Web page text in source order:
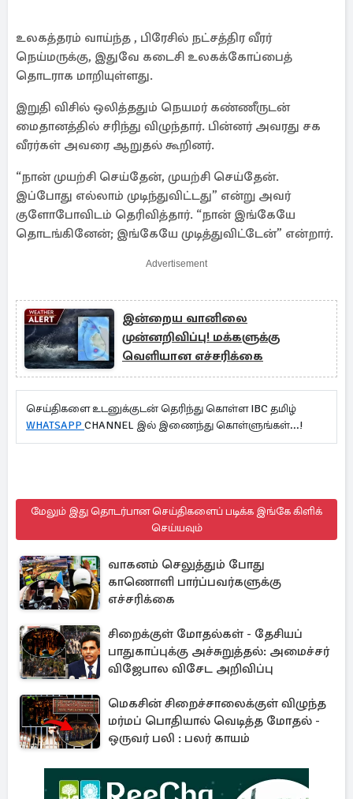
உலகத்தரம் வாய்ந்த , பிரேசில் நட்சத்திர வீரர்
நெய்மருக்கு, இதுவே கடைசி உலகக்கோப்பைத்
தொடராக மாறியுள்ளது.
இறுதி விசில் ஒலித்ததும் நெயமர் கண்ணீருடன்
மைதானத்தில் சரிந்து விழுந்தார். பின்னர் அவரது சக
வீரர்கள் அவரை ஆறுதல் கூறினர்.
“நான் முயற்சி செய்தேன், முயற்சி செய்தேன்.
இப்போது எல்லாம் முடிந்துவிட்டது” என்று அவர்
குளோபோவிடம் தெரிவித்தார். “நான் இங்கேயே
தொடங்கினேன்; இங்கேயே முடித்துவிட்டேன்” என்றார்.
Advertisement
இன்றைய வானிலை
முன்னறிவிப்பு! மக்களுக்கு
வெளியான எச்சரிக்கை
செய்திகளை உடனுக்குடன் தெரிந்து கொள்ள IBC தமிழ்
WHATSAPP CHANNEL இல் இணைந்து கொள்ளுங்கள்...!
மேலும் இது தொடர்பான செய்திகளைப் படிக்க இங்கே கிளிக்
செய்யவும்
வாகனம் செலுத்தும் போது
காணொளி பார்ப்பவர்களுக்கு
எச்சரிக்கை
சிறைக்குள் மோதல்கள் - தேசியப்
பாதுகாப்புக்கு அச்சுறுத்தல்: அமைச்சர்
விஜேபால விசேட அறிவிப்பு
மெகசின் சிறைச்சாலைக்குள் விழுந்த
மர்மப் பொதியால் வெடித்த மோதல் -
ஒருவர் பலி : பலர் காயம்